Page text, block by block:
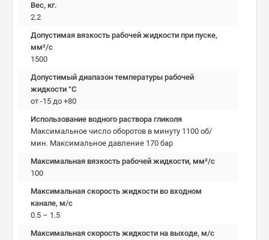
Вес, кг.
2.2
Допустимая вязкость рабочей жидкости при пуске,
мм²/c
1500
Допустимый диапазон температуры рабочей
жидкости °C
от -15 до +80
Использование водного раствора гликоля
Максимальное число оборотов в минуту 1100 об/
мин. Максимальное давление 170 бар
Максимальная вязкость рабочей жидкости, мм²/c
100
Максимальная скорость жидкости во входном
канале, м/с
0.5 – 1.5
Максимальная скорость жидкости на выходе, м/с